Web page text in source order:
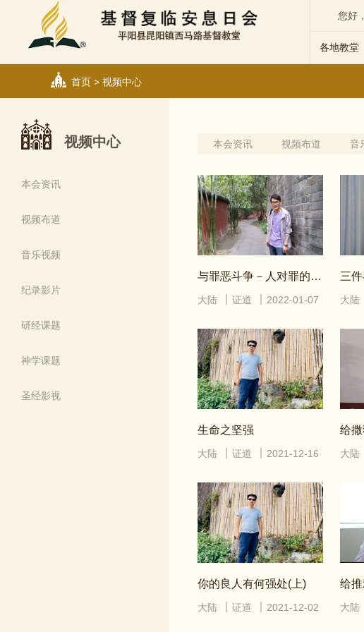
您好
各地教堂
首页> 视频中心
视频中心
本会资讯
视频布道
音乐视频
纪录影片
研经课题
神学课题
圣经影视
本会资讯 视频布道 音
与罪恶斗争－人对罪的错误态度
大陆 证道 2022-01-07
三
大陆
生命之坚强
大陆 证道 2021-12-16
给
大陆
你的良人有何强处(上)
大陆 证道 2021-12-02 大陆